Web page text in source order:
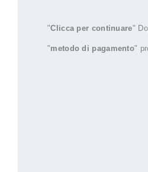
"Clicca per continuare"
"metodo di pagamento"